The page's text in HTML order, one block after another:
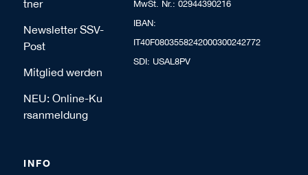
tner
Newsletter SSV-
Post
Mitglied werden
NEU: Online-Ku
rsanmeldung
MwSt. Nr.: 02944390216
IBAN:
IT40F0803558242000300242772
SDI: USAL8PV
INFO